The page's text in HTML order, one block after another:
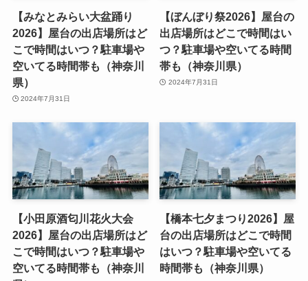
【みなとみらい大盆踊り
2026】屋台の出店場所はど
こで時間はいつ？駐車場や
空いてる時間帯も（神奈川
県）
2024年7月31日
【ぼんぼり祭2026】屋台の
出店場所はどこで時間はい
つ？駐車場や空いてる時間
帯も（神奈川県）
2024年7月31日
【小田原酒匂川花火大会
2026】屋台の出店場所はど
こで時間はいつ？駐車場や
空いてる時間帯も（神奈川
【橋本七夕まつり2026】屋
台の出店場所はどこで時間
はいつ？駐車場や空いてる
時間帯も（神奈川県）